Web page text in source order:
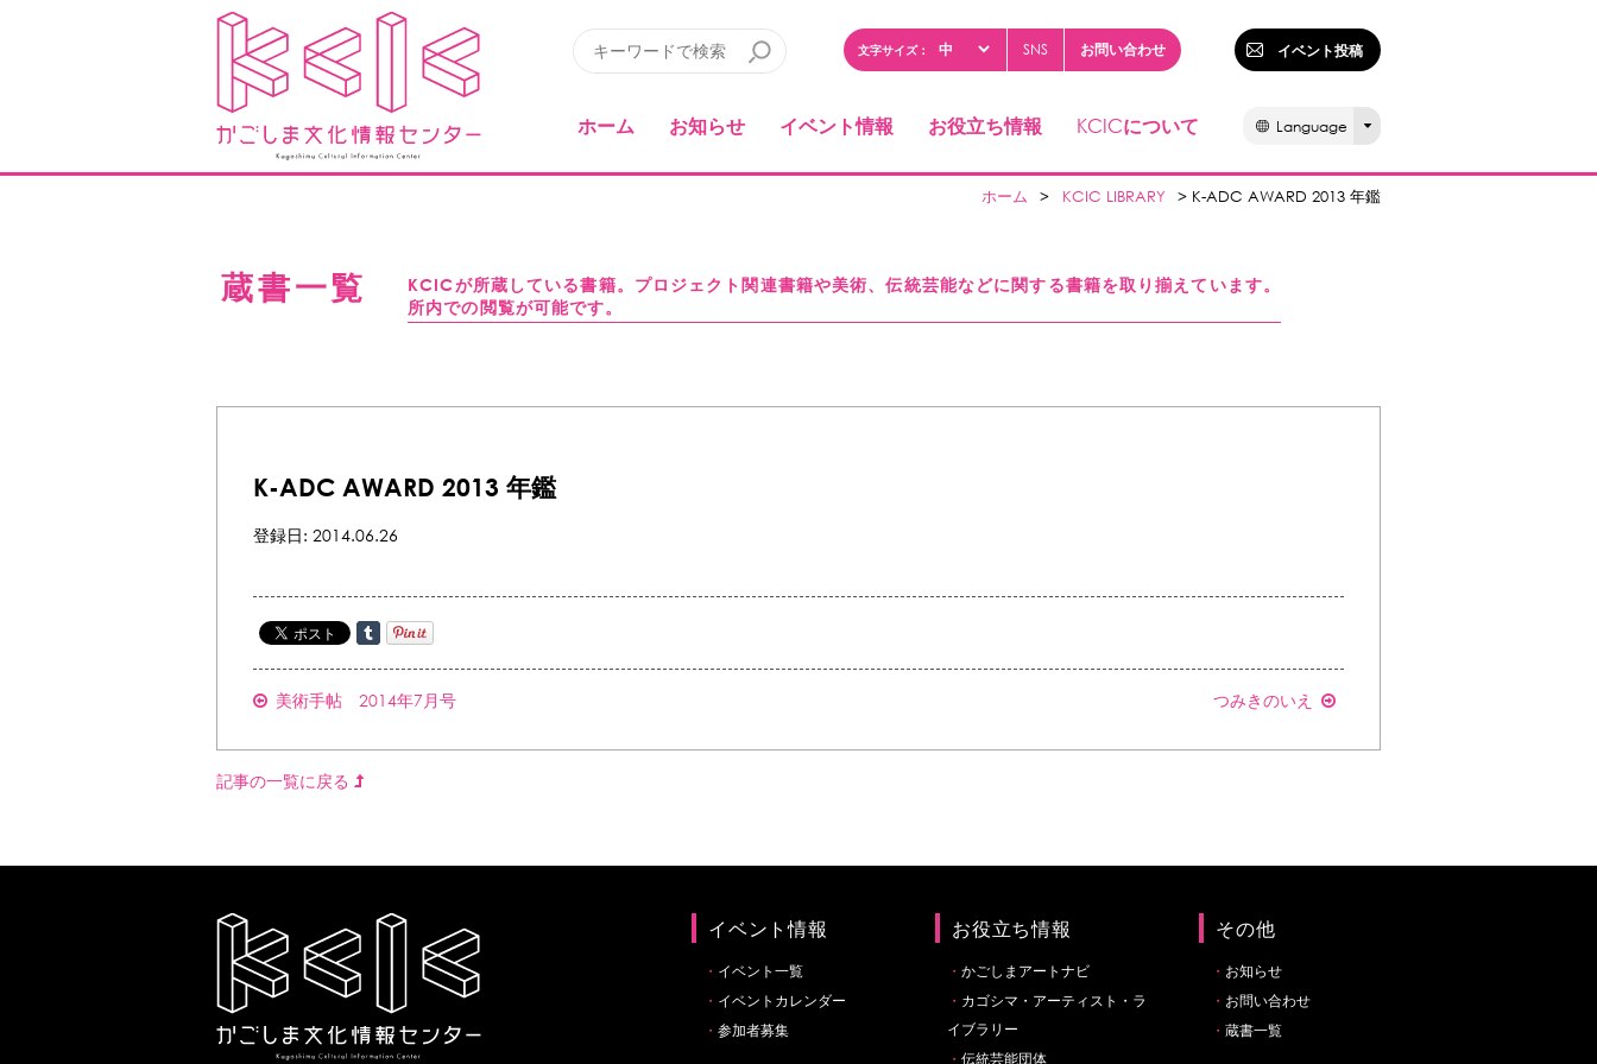
文字サイズ： SNS お問い合わせ イベント投稿
ホーム お知らせ イベント情報 お役立ち情報 KCICについて Language
ホーム > KCIC LIBRARY > K-ADC AWARD 2013 年鑑
蔵書一覧
KCICが所蔵している書籍。プロジェクト関連書籍や美術、伝統芸能などに関する書籍を取り揃えています。
所内での閲覧が可能です。
K-ADC AWARD 2013 年鑑
登録日: 2014.06.26
美術手帖 2014年7月号 つみきのいえ
記事の一覧に戻る
イベント情報
イベント一覧
イベントカレンダー
参加者募集
お役立ち情報
かごしまアートナビ
カゴシマ・アーティスト・ラ
イブラリー
伝統芸能団体
その他
お知らせ
お問い合わせ
蔵書一覧